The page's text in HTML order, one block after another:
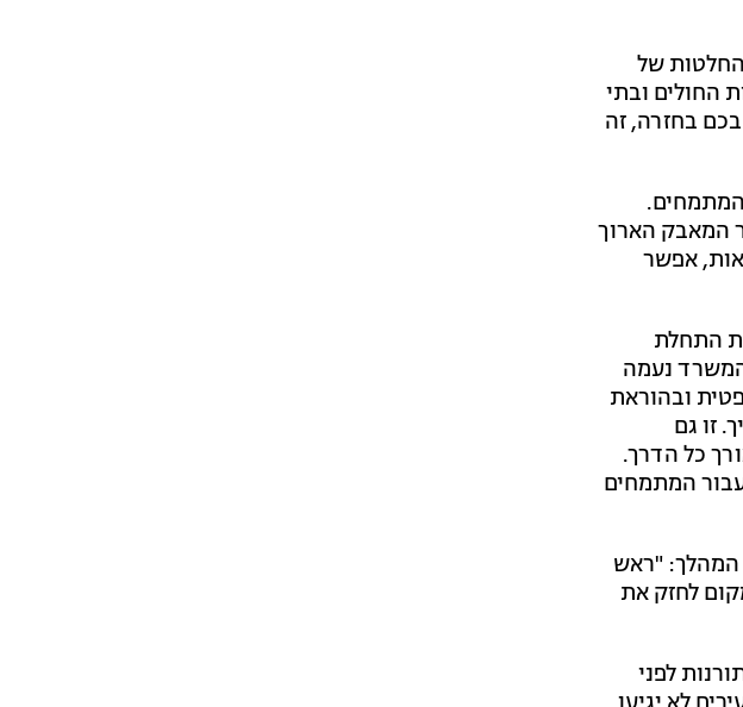
של
החולים ובתי
בחזרה, זה
המתמחים.
המאבק הארוך
אפשר
התחלת
המשרד נעמה
ובהוראת
זו גם
כל הדרך.
עבור המתמחים
המהלך: "ראש
לחזק את
לפני